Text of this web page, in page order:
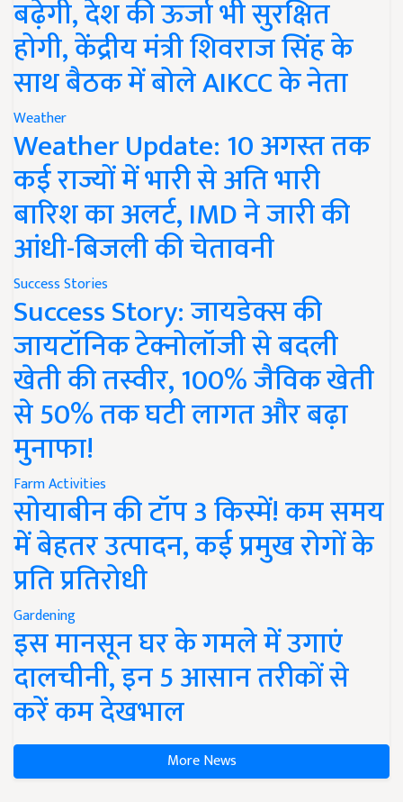
बढ़ेगी, देश की ऊर्जा भी सुरक्षित
होगी, केंद्रीय मंत्री शिवराज सिंह के
साथ बैठक में बोले AIKCC के नेता
Weather
Weather Update: 10 अगस्त तक
कई राज्यों में भारी से अति भारी
बारिश का अलर्ट, IMD ने जारी की
आंधी-बिजली की चेतावनी
Success Stories
Success Story: जायडेक्स की
जायटॉनिक टेक्नोलॉजी से बदली
खेती की तस्वीर, 100% जैविक खेती
से 50% तक घटी लागत और बढ़ा
मुनाफा!
Farm Activities
सोयाबीन की टॉप 3 किस्में! कम समय
में बेहतर उत्पादन, कई प्रमुख रोगों के
प्रति प्रतिरोधी
Gardening
इस मानसून घर के गमले में उगाएं
दालचीनी, इन 5 आसान तरीकों से
करें कम देखभाल
More News